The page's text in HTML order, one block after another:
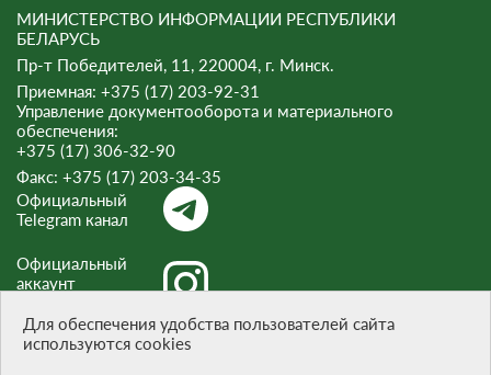
МИНИСТЕРСТВО ИНФОРМАЦИИ РЕСПУБЛИКИ
БЕЛАРУСЬ
Пр-т Победителей, 11, 220004, г. Минск.
Приемная: +375 (17) 203-92-31
Управление документооборота и материального
обеспечения:
+375 (17) 306-32-90
Факс: +375 (17) 203-34-35
Официальный
Telegram канал
Официальный
аккаунт
Официальный
Для обеспечения удобства пользователей сайта
используются cookies